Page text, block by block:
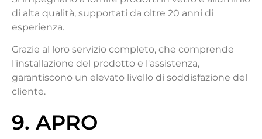
di alta qualità, supportati da oltre 20 anni di
esperienza.
Grazie al loro servizio completo, che comprende
l'installazione del prodotto e l'assistenza,
garantiscono un elevato livello di soddisfazione del
cliente.
9. APRO